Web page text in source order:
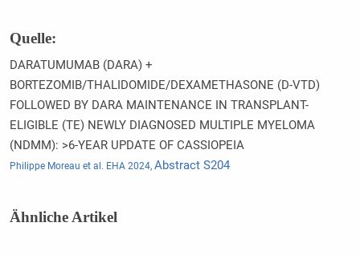
Quelle:
DARATUMUMAB (DARA) +
BORTEZOMIB/THALIDOMIDE/DEXAMETHASONE (D-VTD)
FOLLOWED BY DARA MAINTENANCE IN TRANSPLANT-
ELIGIBLE (TE) NEWLY DIAGNOSED MULTIPLE MYELOMA
(NDMM): >6-YEAR UPDATE OF CASSIOPEIA
Philippe Moreau et al. EHA 2024, Abstract S204
Ähnliche Artikel